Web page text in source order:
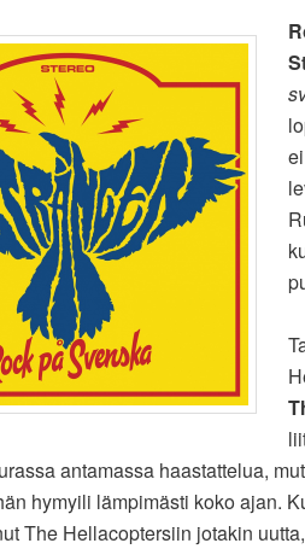
antamassa haastattelua,
hymyili lämpimästi koko ajan.
The Hellacoptersiin jotakin